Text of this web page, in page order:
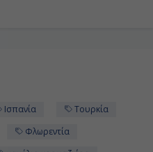
Ημέρα 11η
Ισπανία
Τουρκία
Φλωρεντία